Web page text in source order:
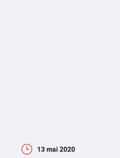
13 mai 2020